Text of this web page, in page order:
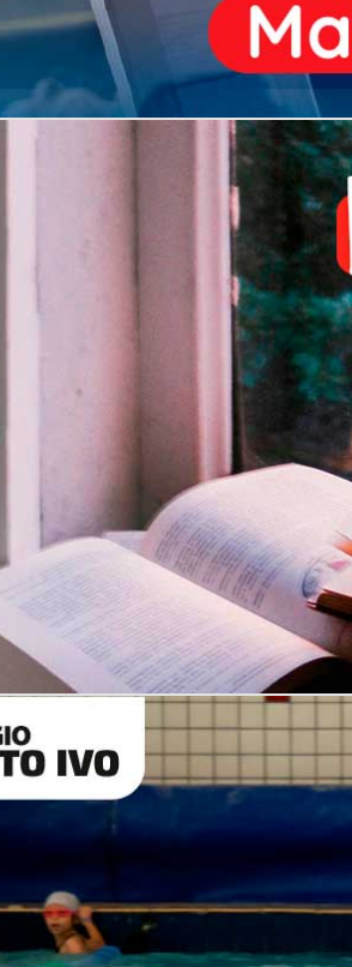
ANO FUNDAMENTAL
es
Bilingue - Anos
Finais
ANO FUNDAMENTAL
Turmas Reduzidas
(Proficiência)
NOVOS
em Contato